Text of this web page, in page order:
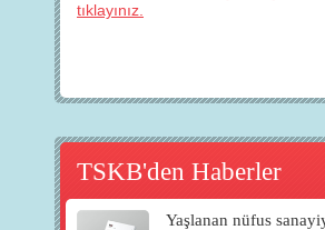
tıklayınız.
TSKB'den Haberler
Yaşlanan nüfus